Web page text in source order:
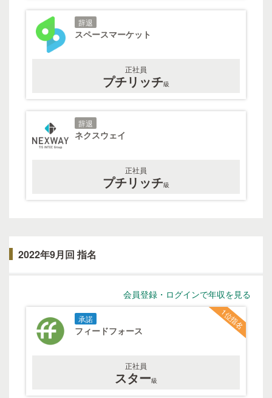
辞退
スペースマーケット
正社員
プチリッチ級
辞退
ネクスウェイ
正社員
プチリッチ級
2022年9月回 指名
会員登録・ログインで年収を見る
1位指名
承諾
フィードフォース
正社員
スター級